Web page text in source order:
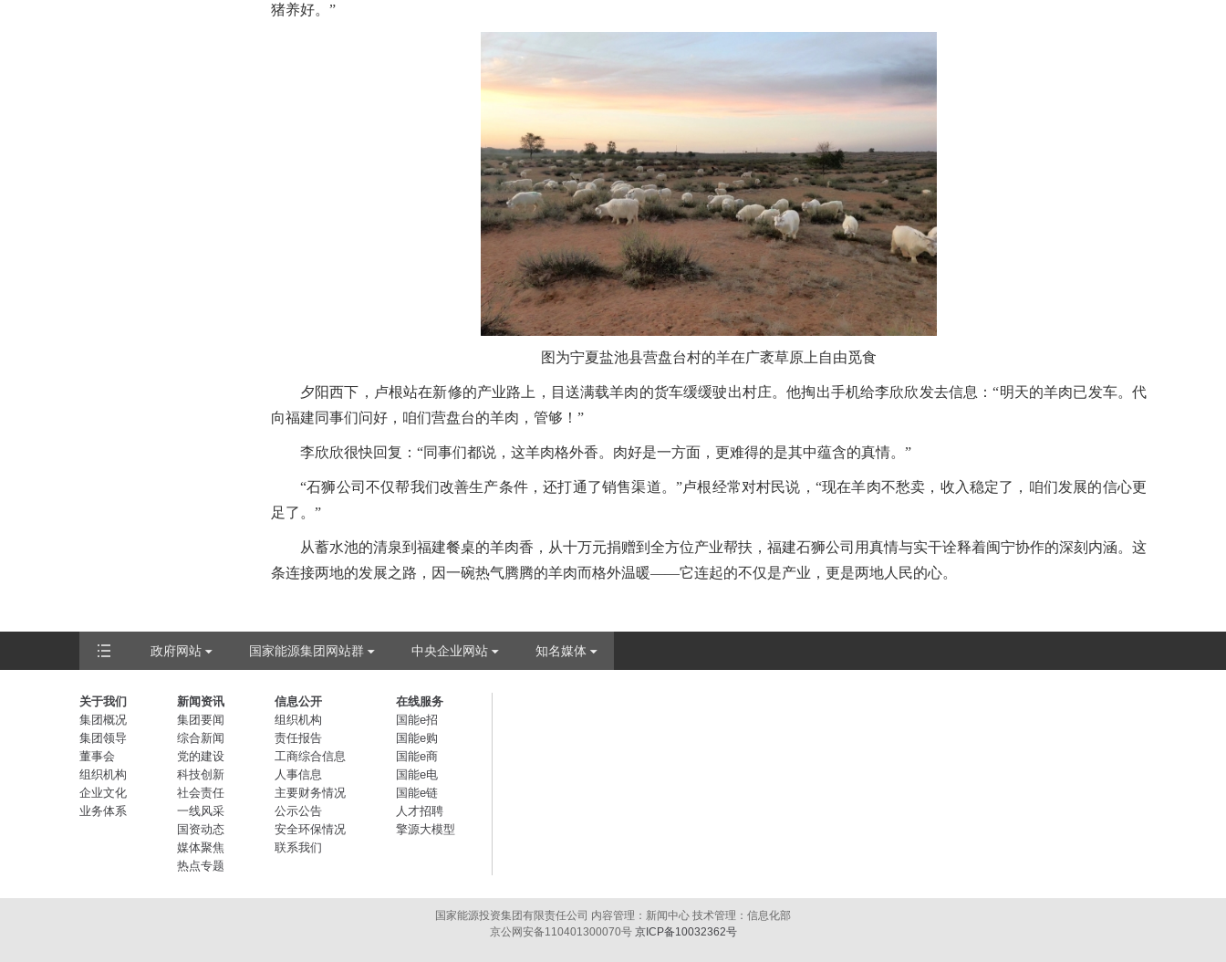
猪养好。”
图为宁夏盐池县营盘台村的羊在广袤草原上自由觅食
夕阳西下，卢根站在新修的产业路上，目送满载羊肉的货车缓缓驶出村庄。他掏出手机给李欣欣发去信息：“明天的羊肉已发车。代
向福建同事们问好，咱们营盘台的羊肉，管够！”
李欣欣很快回复：“同事们都说，这羊肉格外香。肉好是一方面，更难得的是其中蕴含的真情。”
“石狮公司不仅帮我们改善生产条件，还打通了销售渠道。”卢根经常对村民说，“现在羊肉不愁卖，收入稳定了，咱们发展的信心更
足了。”
从蓄水池的清泉到福建餐桌的羊肉香，从十万元捐赠到全方位产业帮扶，福建石狮公司用真情与实干诠释着闽宁协作的深刻内涵。这
条连接两地的发展之路，因一碗热气腾腾的羊肉而格外温暖——它连起的不仅是产业，更是两地人民的心。
政府网站 国家能源集团网站群 中央企业网站 知名媒体
关于我们
集团概况
集团领导
董事会
组织机构
企业文化
业务体系
新闻资讯
集团要闻
综合新闻
党的建设
科技创新
社会责任
一线风采
国资动态
媒体聚焦
热点专题
信息公开
组织机构
责任报告
工商综合信息
人事信息
主要财务情况
公示公告
安全环保情况
联系我们
在线服务
国能e招
国能e购
国能e商
国能e电
国能e链
人才招聘
擎源大模型
国家能源投资集团有限责任公司 内容管理：新闻中心 技术管理：信息化部
京公网安备110401300070号 京ICP备10032362号